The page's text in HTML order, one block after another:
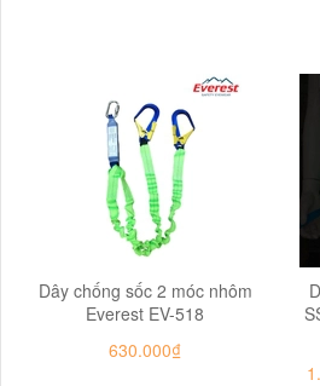
Dây chống sốc 2 móc nhôm
Everest EV-518
630.000₫